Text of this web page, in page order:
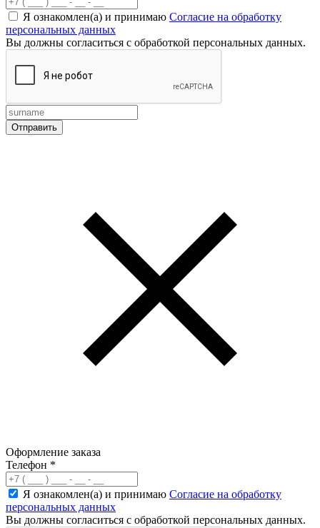
Я ознакомлен(а) и принимаю Согласие на обработку
персональных данных
Вы должны согласиться с обработкой персональных данных.
Оформление заказа
Телефон *
Я ознакомлен(а) и принимаю Согласие на обработку
персональных данных
Вы должны согласиться с обработкой персональных данных.